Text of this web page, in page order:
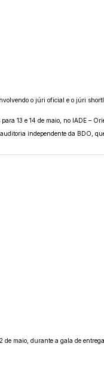
o júri oficial e o júri
para 13 e 14 de maio, no IADE
independente da BDO,
de maio, durante a gala de